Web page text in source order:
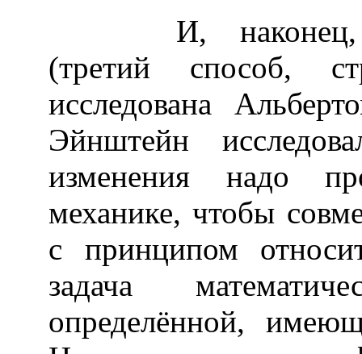
И, наконец,
(третий способ,
исследована
Эйнштейн
изменения надо
механике, чтобы
с принципом
задача
определённой,